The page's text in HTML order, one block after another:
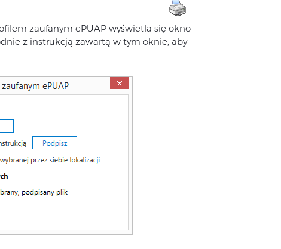
zaufanym ePUAP wyświetla się okno
z instrukcją zawartą w tym oknie, aby